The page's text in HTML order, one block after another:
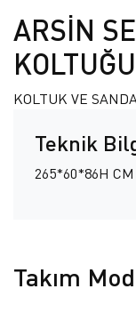
ARSİN
KOLTUĞU
KOLTUK VE
Teknik
265*60*86H CM
Takım